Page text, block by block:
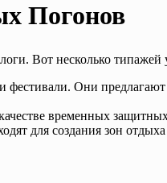
Погонов
Вот несколько типажей
фестивали. Они
временных
для создания зон